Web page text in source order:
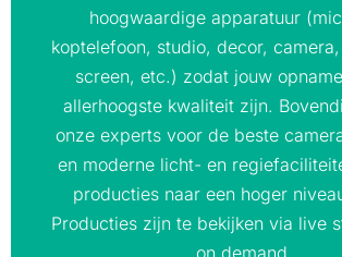
hoogwaardige apparatuur
koptelefoon, studio, decor,
screen, etc.) zodat jouw
allerhoogste kwaliteit zijn.
onze experts voor de beste
en moderne licht- en
producties naar een hoger
Producties zijn te bekijken via live
on demand.